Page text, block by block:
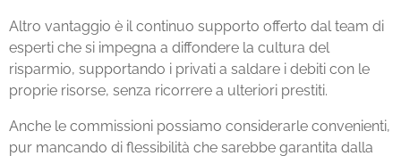
Altro vantaggio è il continuo supporto offerto dal team di
esperti che si impegna a diffondere la cultura del
risparmio, supportando i privati a saldare i debiti con le
proprie risorse, senza ricorrere a ulteriori prestiti.
Anche le commissioni possiamo considerarle convenienti,
pur mancando di flessibilità che sarebbe garantita dalla